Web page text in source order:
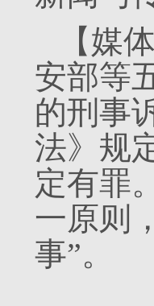
【媒
安部等
的刑事
法》规
定有罪
一原则
事”。